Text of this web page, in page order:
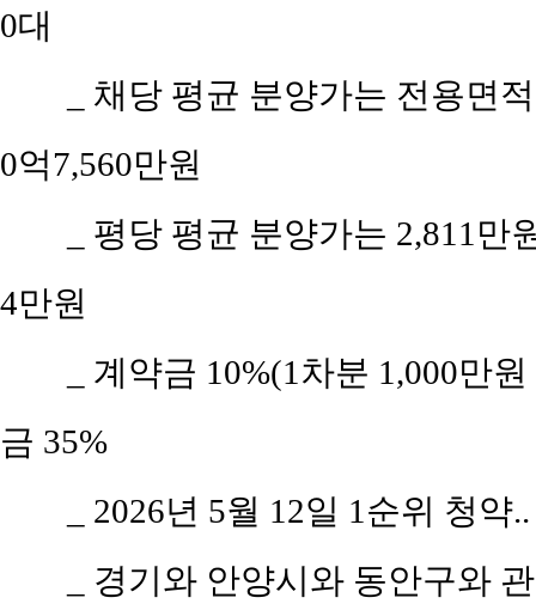
0대
_ 채당 평균 분양가는 전용면
0억7,560만원
_ 평당 평균 분양가는 2,811
4만원
_ 계약금 10%(1차분 1,000만
금 35%
_ 2026년 5월 12일 1순위 청
_ 경기와 안양시와 동안구와